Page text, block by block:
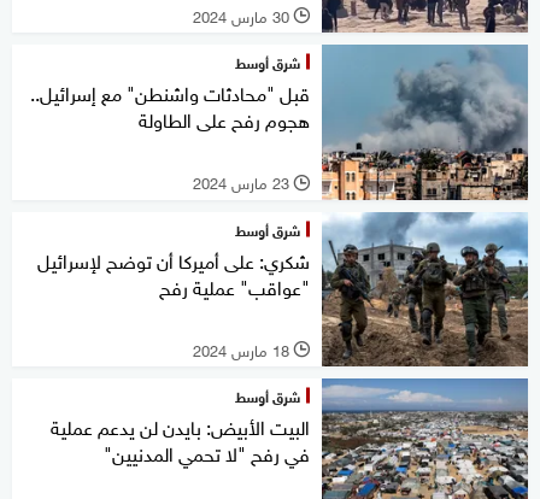
l 30 مارس 2024
شرق أوسط
قبل "محادثات واشنطن" مع إسرائيل..
هجوم رفح على الطاولة
l 23 مارس 2024
شرق أوسط
شكري: على أميركا أن توضح لإسرائيل
"عواقب" عملية رفح
l 18 مارس 2024
شرق أوسط
البيت الأبيض: بايدن لن يدعم عملية
في رفح "لا تحمي المدنيين"